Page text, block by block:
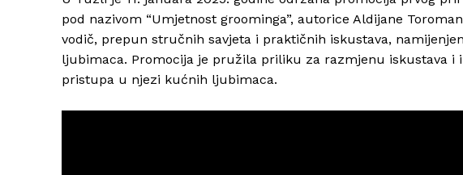
pod nazivom “Umjetnost groominga”, autorice Aldijane
vodič, prepun stručnih savjeta i praktičnih iskustava,
ljubimaca. Promocija je pružila priliku za razmjenu iskustava i
pristupa u njezi kućnih ljubimaca.